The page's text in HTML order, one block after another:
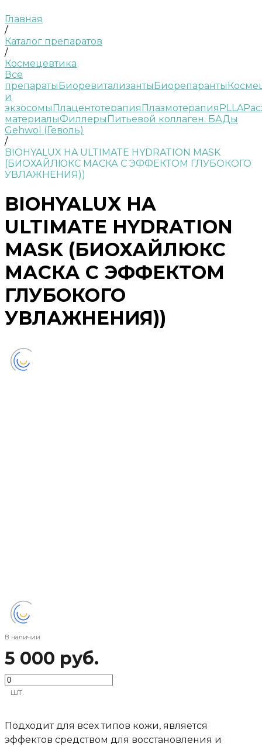
Главная
/
Каталог препаратов
/
Космецевтика
Все
препаратыБиоревитализантыБиорепаранты
и
экзосомыПлацентотерапияПлазмотерапияPLLA
материалыФиллерыПитьевой коллаген. БАДы
Gehwol (Геволь)
/
BIOHYALUX HA ULTIMATE HYDRATION MASK
(БИОХАЙЛЮКС МАСКА С ЭФФЕКТОМ ГЛУБОКОГО
УВЛАЖНЕНИЯ))
BIOHYALUX HA
ULTIMATE HYDRATION
MASK (БИОХАЙЛЮКС
МАСКА С ЭФФЕКТОМ
ГЛУБОКОГО
УВЛАЖНЕНИЯ))
В наличии
5 000 руб.
шт.
Подходит для всех типов кожи, является
эффектов средством для восстановления и